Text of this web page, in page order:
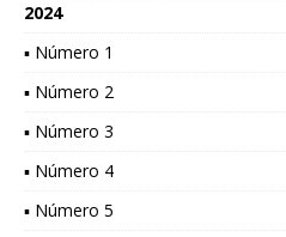
2024
▪ Número 1
▪ Número 2
▪ Número 3
▪ Número 4
▪ Número 5